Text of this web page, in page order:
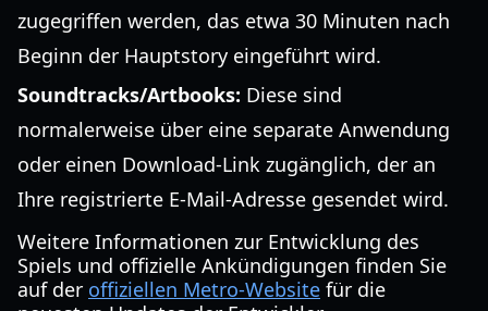
zugegriffen werden, das etwa 30 Minuten nach
Beginn der Hauptstory eingeführt wird.
Soundtracks/Artbooks: Diese sind
normalerweise über eine separate Anwendung
oder einen Download-Link zugänglich, der an
Ihre registrierte E-Mail-Adresse gesendet wird.
Weitere Informationen zur Entwicklung des
Spiels und offizielle Ankündigungen finden Sie
auf der offiziellen Metro-Website für die